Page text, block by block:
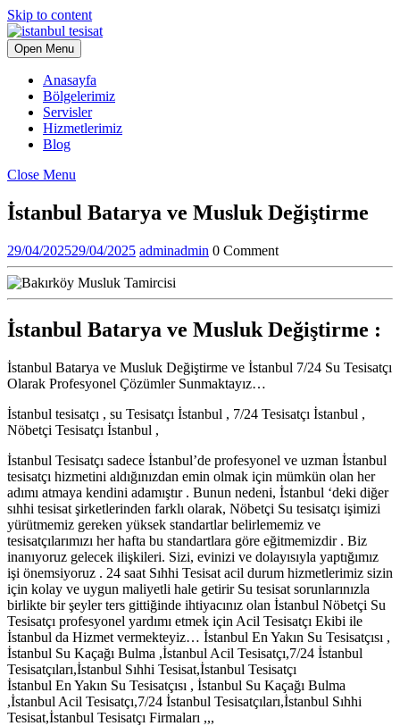
Skip to content
Open Menu
Anasayfa
Bölgelerimiz
Servisler
Hizmetlerimiz
Blog
Close Menu
İstanbul Batarya ve Musluk Değiştirme
29/04/202529/04/2025 adminadmin 0 Comment
İstanbul Batarya ve Musluk Değiştirme :
İstanbul Batarya ve Musluk Değiştirme ve İstanbul 7/24 Su Tesisatçı
Olarak Profesyonel Çözümler Sunmaktayız…
İstanbul tesisatçı , su Tesisatçı İstanbul , 7/24 Tesisatçı İstanbul ,
Nöbetçi Tesisatçı İstanbul ,
İstanbul Tesisatçı sadece İstanbul’de profesyonel ve uzman İstanbul
tesisatçı hizmetini aldığınızdan emin olmak için mümkün olan her
adımı atmaya kendini adamıştır . Bunun nedeni, İstanbul ‘deki diğer
sıhhi tesisat şirketlerinden farklı olarak, Nöbetçi Su tesisatçı işimizi
yürütmemiz gereken yüksek standartlar belirlememiz ve
tesisatçılarımızı her hafta bu standartlara göre eğitmemizdir . Biz
inanıyoruz gelecek ilişkileri. Sizi, evinizi ve dolayısıyla yaptığımız
işi önemsiyoruz . 24 saat Sıhhi Tesisat acil durum hizmetlerimiz sizin
için kolay ve uygun maliyetli hale getirir Su tesisat sorunlarınızla
birlikte bir şeyler ters gittiğinde ihtiyacınız olan İstanbul Nöbetçi Su
Tesisatçı profesyonel yardımı etmek için Acil Tesisatçı Ekibi ile
İstanbul da Hizmet vermekteyiz… İstanbul En Yakın Su Tesisatçısı ,
İstanbul Su Kaçağı Bulma ,İstanbul Acil Tesisatçı,7/24 İstanbul
Tesisatçıları,İstanbul Sıhhi Tesisat,İstanbul Tesisatçı
İstanbul En Yakın Su Tesisatçısı , İstanbul Su Kaçağı Bulma
,İstanbul Acil Tesisatçı,7/24 İstanbul Tesisatçıları,İstanbul Sıhhi
Tesisat,İstanbul Tesisatçı Firmaları ,,,